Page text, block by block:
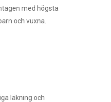
med högsta
och vuxna.
läkning och